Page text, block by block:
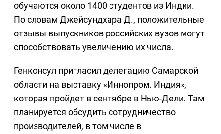
обучаются около 1400 студентов из Индии.
По словам Джейсундхара Д., положительные
отзывы выпускников российских вузов могут
способствовать увеличению их числа.
Генконсул пригласил делегацию Самарской
области на выставку «Иннопром. Индия»,
которая пройдет в сентябре в Нью-Дели. Там
планируется обсудить сотрудничество
производителей, в том числе в